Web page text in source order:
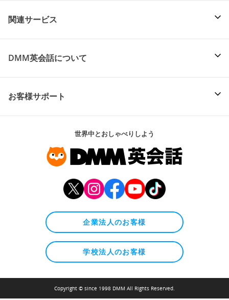
関連サービス
DMM英会話について
お客様サポート
世界中とおしゃべりしよう
企業法人のお客様
学校法人のお客様
Copyright © since 1998 DMM All Rights Reserved.